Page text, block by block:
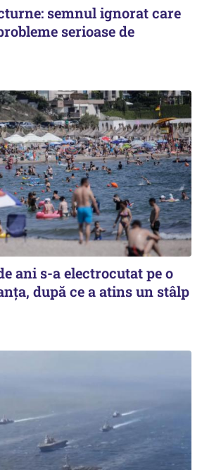
semnul ignorat care
serioase de
ani s-a electrocutat pe o
după ce a atins un stâlp